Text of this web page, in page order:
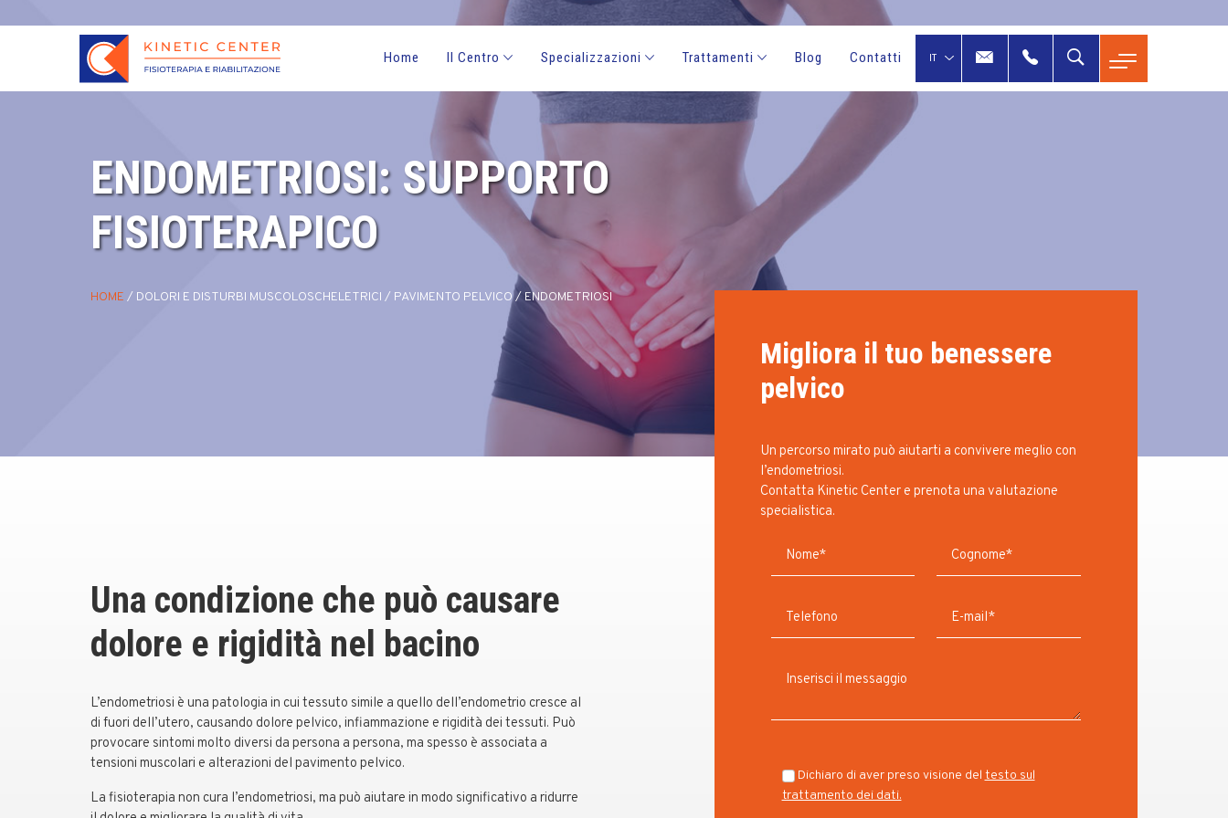
Home Il Centro Specializzazioni Trattamenti Blog Contatti
ENDOMETRIOSI: SUPPORTO
FISIOTERAPICO
HOME / DOLORI E DISTURBI MUSCOLOSCHELETRICI / PAVIMENTO PELVICO/ ENDOMETRIOSI
Una condizione che può causare
dolore e rigidità nel bacino
L’endometriosi è una patologia in cui tessuto simile a quello dell’endometrio cresce al
di fuori dell’utero, causando dolore pelvico, infiammazione e rigidità dei tessuti. Può
provocare sintomi molto diversi da persona a persona, ma spesso è associata a
tensioni muscolari e alterazioni del pavimento pelvico.
La fisioterapia non cura l’endometriosi, ma può aiutare in modo significativo a ridurre
Migliora il tuo benessere
pelvico
Un percorso mirato può aiutarti a convivere meglio con
l’endometriosi.
Contatta Kinetic Center e prenota una valutazione
specialistica.
Dichiaro di aver preso visione del testo sul
trattamento dei dati.